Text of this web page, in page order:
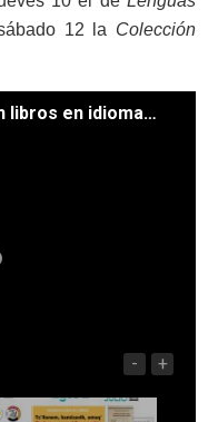
12 la Colección
Filgua integra editoriales con libros en idiomas mayas.
- +